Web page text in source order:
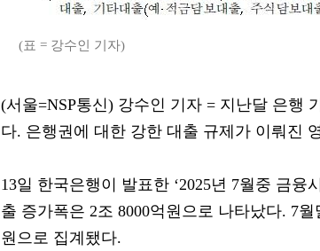
(표 = 강수인 기자)
(서울=NSP통신) 강수인 기자 = 지난달 은행
다. 은행권에 대한 강한 대출 규제가 이뤄진
13일 한국은행이 발표한 ‘2025년 7월중 금융
출 증가폭은 2조 8000억원으로 나타났다. 7
원으로 집계됐다.